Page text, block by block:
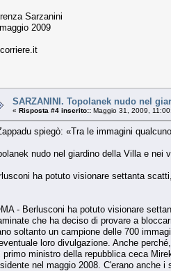
Sarzanini
2009
SARZANINI. Topolanek nudo nel
« Risposta #4 inserito:: Maggio 31, 2009,
spiegò: «Tra le immagini
nudo nel giardino della Villa e nei
ha potuto visionare settanta
- Berlusconi ha potuto visionare
che ha deciso di provare a
soltanto un campione delle 700
loro divulgazione. Anche
primo ministro della repubblica ceca
nel maggio 2008. C'erano anche